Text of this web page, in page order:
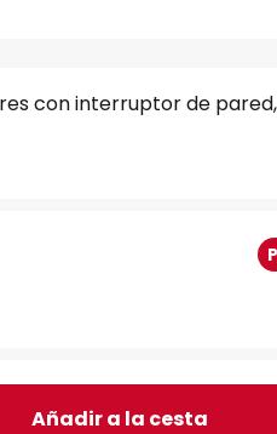
con interruptor de
Añadir a la cesta